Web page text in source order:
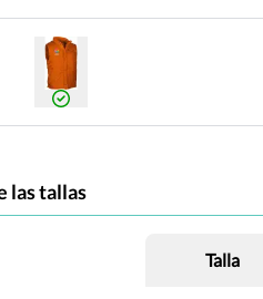
las tallas
Talla